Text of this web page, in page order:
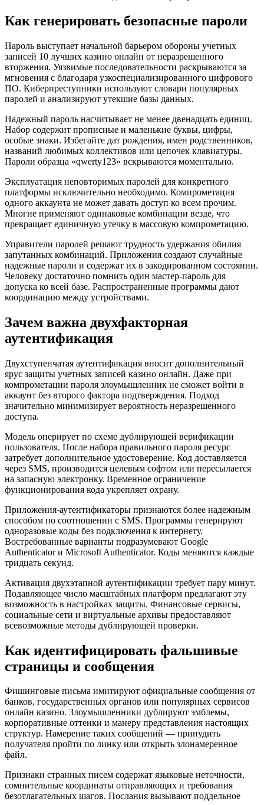
Как генерировать безопасные пароли
Пароль выступает начальной барьером обороны учетных
записей 10 лучших казино онлайн от неразрешенного
вторжения. Уязвимые последовательности раскрываются за
мгновения с благодаря узкоспециализированного цифрового
ПО. Киберпреступники используют словари популярных
паролей и анализируют утекшие базы данных.
Надежный пароль насчитывает не менее двенадцать единиц.
Набор содержит прописные и маленькие буквы, цифры,
особые знаки. Избегайте дат рождения, имен родственников,
названий любимых коллективов или цепочек клавиатуры.
Пароли образца «qwerty123» вскрываются моментально.
Эксплуатация неповторимых паролей для конкретного
платформы исключительно необходимо. Компрометация
одного аккаунта не может давать доступ ко всем прочим.
Многие применяют одинаковые комбинации везде, что
превращает единичную утечку в массовую компрометацию.
Управители паролей решают трудность удержания обилия
запутанных комбинаций. Приложения создают случайные
надежные пароли и содержат их в закодированном состоянии.
Человеку достаточно помнить один мастер-пароль для
допуска ко всей базе. Распространенные программы дают
координацию между устройствами.
Зачем важна двухфакторная
аутентификация
Двухступенчатая аутентификация вносит дополнительный
ярус защиты учетных записей казино онлайн. Даже при
компрометации пароля злоумышленник не сможет войти в
аккаунт без второго фактора подтверждения. Подход
значительно минимизирует вероятность неразрешенного
доступа.
Модель оперирует по схеме дублирующей верификации
пользователя. После набора правильного пароля ресурс
затребует дополнительное удостоверение. Код доставляется
через SMS, производится целевым софтом или пересылается
на запасную электронку. Временное ограничение
функционирования кода укрепляет охрану.
Приложения-аутентификаторы признаются более надежным
способом по соотношении с SMS. Программы генерируют
одноразовые коды без подключения к интернету.
Востребованные варианты подразумевают Google
Authenticator и Microsoft Authenticator. Коды меняются каждые
тридцать секунд.
Активация двухэтапной аутентификации требует пару минут.
Подавляющее число масштабных платформ предлагают эту
возможность в настройках защиты. Финансовые сервисы,
социальные сети и виртуальные архивы предоставляют
всевозможные методы дублирующей проверки.
Как идентифицировать фальшивые
страницы и сообщения
Фишинговые письма имитируют официальные сообщения от
банков, государственных органов или популярных сервисов
онлайн казино. Злоумышленники дублируют эмблемы,
корпоративные оттенки и манеру представления настоящих
структур. Намерение таких сообщений — принудить
получателя пройти по линку или открыть злонамеренное
файл.
Признаки странных писем содержат языковые неточности,
сомнительные координаты отправляющих и требования
безотлагательных шагов. Послания вызывают поддельное